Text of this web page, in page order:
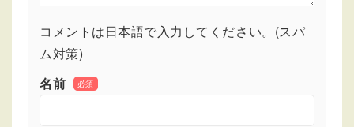
コメントは日本語で入力してください。(スパ
ム対策)
名前
必須